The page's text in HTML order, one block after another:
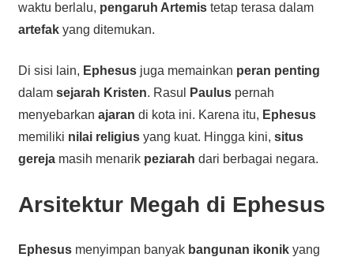
waktu berlalu, pengaruh Artemistetap terasa dalam
artefakyang ditemukan.
Di sisi lain, Ephesusjuga memainkan peran penting
dalam sejarah Kristen. Rasul Pauluspernah
menyebarkan ajaran di kota ini. Karena itu, Ephesus
memiliki nilai religiusyang kuat. Hingga kini, situs
gerejamasih menarik peziarah dari berbagai negara.
Arsitektur Megah di Ephesus
Ephesusmenyimpan banyak bangunan ikonikyang